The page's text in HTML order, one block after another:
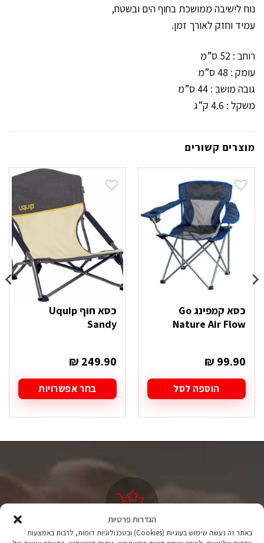
הגדרות פרטיות
באתר זה נעשה שימוש בעוגיות (Cookies) ובטכנולוגיות דומות, לרבות באמצעות
נוח לישיבה ממושכת בחוף הים ובשטח,
עמיד וחזק לאורך זמן.
רוחב : 52 ס”מ
עומק : 48 ס”מ
גובה מושב : 44 ס”מ
משקל : 4.6 ק”ג
מוצרים קשורים
כסא קמפינג Go
Nature Air Flow
₪ 99.90
הוספה לסל
כסא חוף Uquip
Sandy
₪ 249.90
בחר אפשרויות
זה
ניתן
לבחור
האפשרויות
בעמוד
המוצר